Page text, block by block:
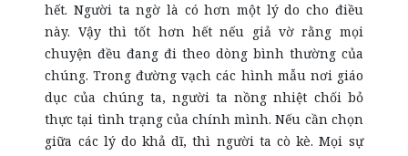
hết. Người ta ngờ là có hơn một lý do cho điều
này. Vậy thì tốt hơn hết nếu giả vờ rằng mọi
chuyện đều đang đi theo dòng bình thường của
chúng. Trong đường vạch các hình mẫu nơi giáo
dục của chúng ta, người ta nồng nhiệt chối bỏ
thực tại tình trạng của chính mình. Nếu cần chọn
giữa các lý do khả dĩ, thì người ta cò kè. Mọi sự